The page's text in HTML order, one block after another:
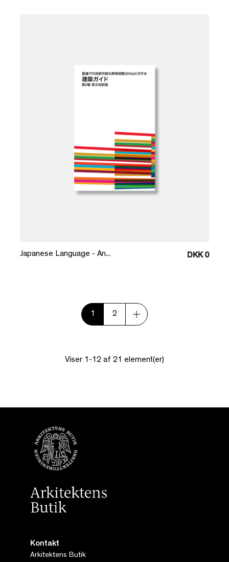
Japanese Language - An... DKK 0
1 2
Viser 1-12 af 21 element(er)
Kontakt
Arkitektens Butik